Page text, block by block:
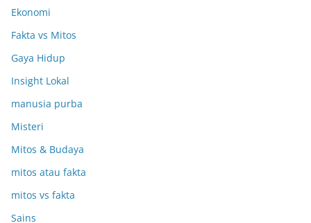
Ekonomi
Fakta vs Mitos
Gaya Hidup
Insight Lokal
manusia purba
Misteri
Mitos & Budaya
mitos atau fakta
mitos vs fakta
Sains